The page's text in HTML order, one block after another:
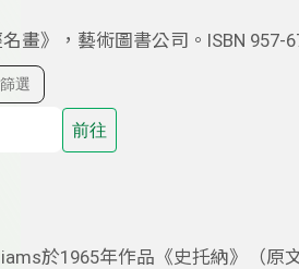
畫》，藝術圖書公司。ISBN 957-
選
前往
於1965年作品《史托納》（原